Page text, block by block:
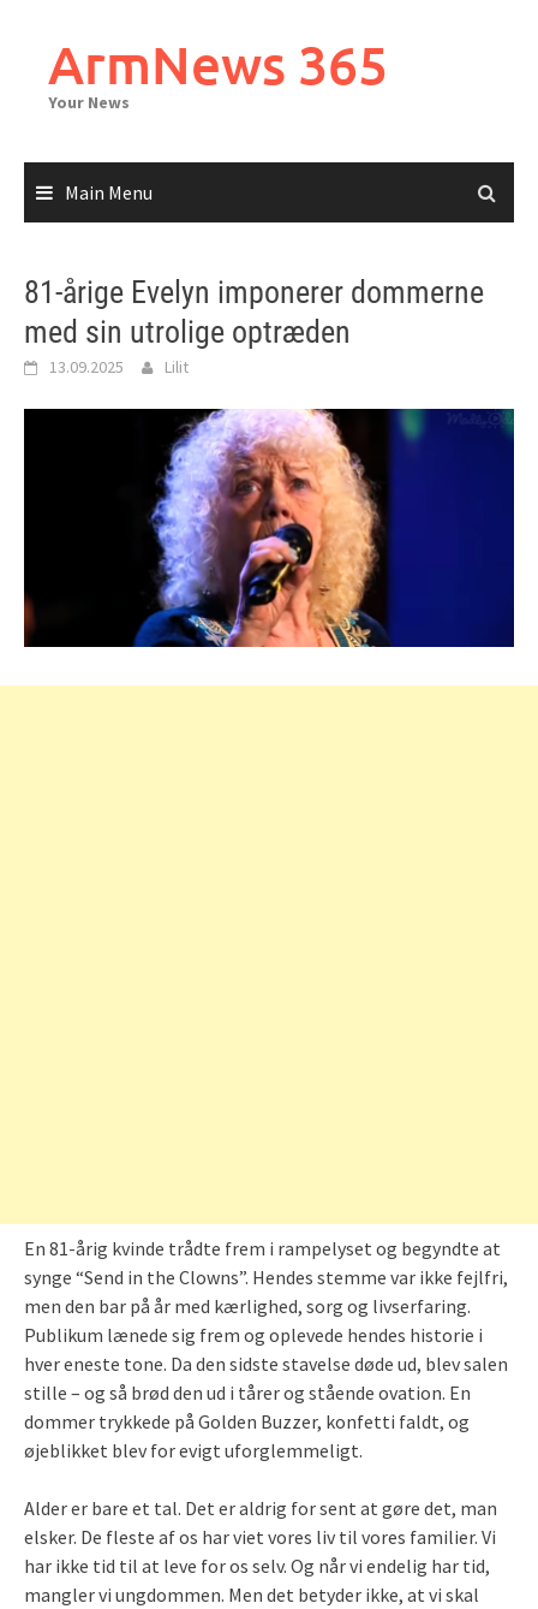
contentArmNews 365
Your News
Main Menu
81-årige Evelyn imponerer dommerne
med sin utrolige optræden
13.09.2025 Lilit
En 81-årig kvinde trådte frem i rampelyset og begyndte at
synge “Send in the Clowns”. Hendes stemme var ikke fejlfri,
men den bar på år med kærlighed, sorg og livserfaring.
Publikum lænede sig frem og oplevede hendes historie i
hver eneste tone. Da den sidste stavelse døde ud, blev salen
stille – og så brød den ud i tårer og stående ovation. En
dommer trykkede på Golden Buzzer, konfetti faldt, og
øjeblikket blev for evigt uforglemmeligt.
Alder er bare et tal. Det er aldrig for sent at gøre det, man
elsker. De fleste af os har viet vores liv til vores familier. Vi
har ikke tid til at leve for os selv. Og når vi endelig har tid,
mangler vi ungdommen. Men det betyder ikke, at vi skal